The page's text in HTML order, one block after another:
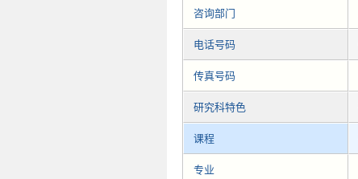
咨询部门
电话号码
传真号码
研究科特色
课程
专业